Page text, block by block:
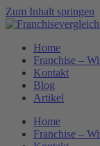
Zum Inhalt springen
Home
Franchise –
Kontakt
Blog
Artikel
Home
Franchise –